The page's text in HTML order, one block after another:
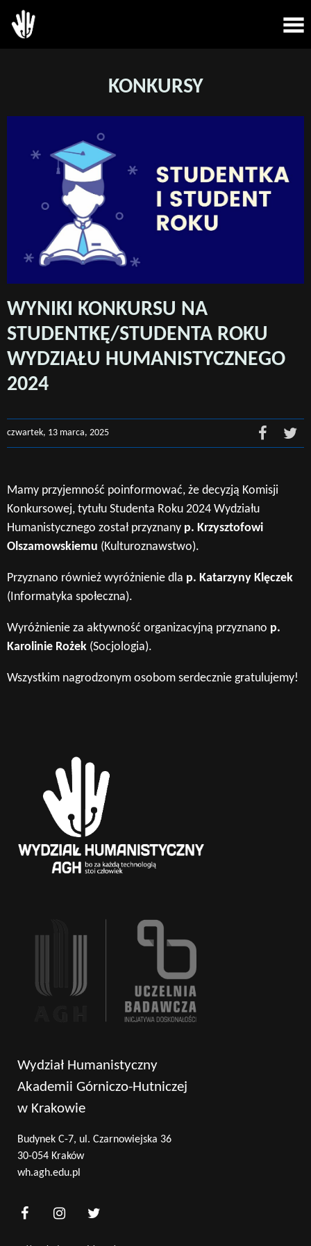
KONKURSY
WYNIKI KONKURSU NA
STUDENTKĘ/STUDENTA ROKU
WYDZIAŁU HUMANISTYCZNEGO
2024
czwartek, 13 marca, 2025
Mamy przyjemność poinformować, że decyzją Komisji
Konkursowej, tytułu Studenta Roku 2024 Wydziału
Humanistycznego został przyznany p. Krzysztofowi
Olszamowskiemu (Kulturoznawstwo).
Przyznano również wyróżnienie dla p. Katarzyny Klęczek
(Informatyka społeczna).
Wyróżnienie za aktywność organizacyjną przyznano p.
Karolinie Rożek (Socjologia).
Wszystkim nagrodzonym osobom serdecznie gratulujemy!
Wydział Humanistyczny
Akademii Górniczo-Hutniczej
w Krakowie
Budynek C-7, ul. Czarnowiejska 36
30-054 Kraków
wh.agh.edu.pl